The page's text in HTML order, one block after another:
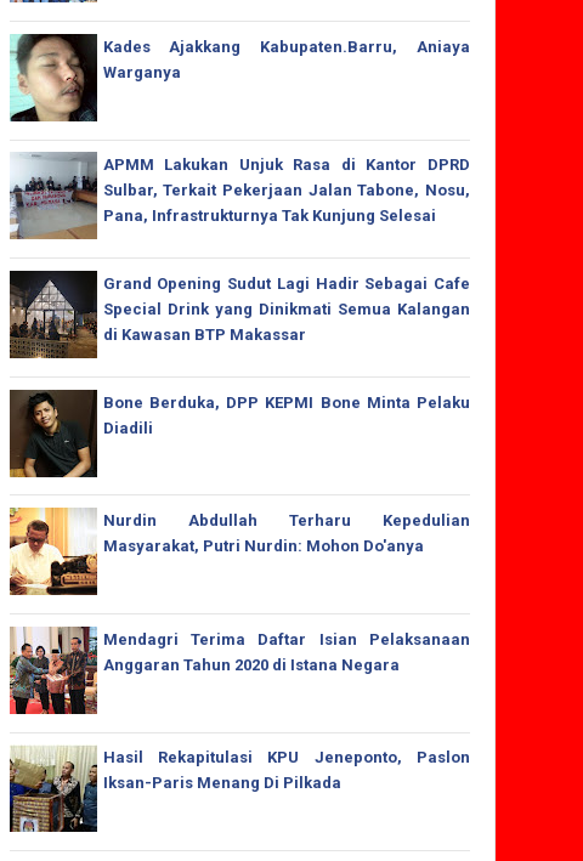
Kades Ajakkang Kabupaten.Barru, Aniaya
Warganya
APMM Lakukan Unjuk Rasa di Kantor DPRD
Sulbar, Terkait Pekerjaan Jalan Tabone, Nosu,
Pana, Infrastrukturnya Tak Kunjung Selesai
Grand Opening Sudut Lagi Hadir Sebagai Cafe
Special Drink yang Dinikmati Semua Kalangan
di Kawasan BTP Makassar
Bone Berduka, DPP KEPMI Bone Minta Pelaku
Diadili
Nurdin Abdullah Terharu Kepedulian
Masyarakat, Putri Nurdin: Mohon Do'anya
Mendagri Terima Daftar Isian Pelaksanaan
Anggaran Tahun 2020 di Istana Negara
Hasil Rekapitulasi KPU Jeneponto, Paslon
Iksan-Paris Menang Di Pilkada